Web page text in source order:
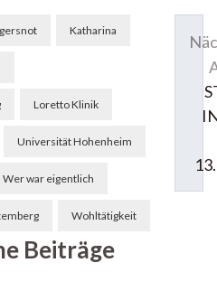
Katharina
Loretto Klinik
Universität Hohenheim
Wer war eigentlich
Wohltätigkeit
Beiträge